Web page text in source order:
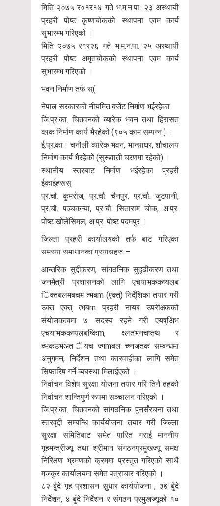
मिति २०७५ र०१र१४ गते भ.म.न.पा. २३ अस्थायी
प्रहरी पोष्ट कृष्णचोकको स्थापना एवम कार्य
सुभारम्भ गरिएको ।
मिति २०७५ र१र२६ गते भ.म.न.पा. २५ अस्थायी
प्रहरी पोष्ट अमृतचोकको स्थापना एवम कार्य
सुभारम्भ गरिएको ।
भवन निर्माण तर्फ स्(
नेपाल सरकारको नीयमित बजेट निर्माण भईरहेका
जि.प्र.का. चितवनको ब्यारेक भवन तथा हिरासत
व्लक निर्माण कार्य भैरहेको (९०५ काम सम्पन्न ) ।
ई.प्र.का। चनौली व्यारेक भवन, भान्साघर, शौचालय
निर्माण कार्य भैरहेको (सुरूवाती चरणमा रहेको) ।
स्थानीय स्तरबाट निर्माण भईरहेका प्रहरी
ईकाईहरूस्
प्र.चौ. कुमरोज, प्र.चौ. चैनपुर, प्र.चौ. जुटपानी,
प्र.चौ. पञ्चकन्या, प्र.चौ. सिताराम चोक, अ.प्र.
पोष्ट खोलेसिमल, अ.प्र. पोष्ट पदमपुर ।
जिल्ला प्रहरी कार्यालयको तर्फ बाट गरिएका
समस्या समाधानका प्रयासहरुः–
आन्तरिक सुद्दीकरण, सांगठनिक सुदृढीकरण तथा
जनमैत्री प्रशासनको लागि एचयाभककष्यलब
िक्तबलमबचम त्भबm (एक्त्) निर्दे्शिका तयार गरी
उक्त एक्त् त्भबm प्रहरी नायब उपरीक्षकको
संयोजकत्वमा ७ सदस्य रहने गरी एयष्अिभ
एचयाभककष्यलबष्किm, क्ष्लतभनचष्तथ र
च्भकउभअत ँयच ज्गmबल च्ष्नजतक सम्बन्धमा
अनुगमन, निर्देशन तथा कारवाहीका लागि समेत
सिफारिष गर्ने व्यबस्था मिलाईएको ।
निर्वाचन विशेष सुरक्षा योजना तयार गरि तिनै तहको
निर्वाचन शान्तिपुर्ण रूपमा सञ्चालन गरिएको ।
जि.प्र.का. चितवनको सांगठनिक पुनर्संरचना तथा
स्तरवृद्दी सम्बन्धि कार्ययोजना तयार गरी जिल्ला
सुरक्षा समितिबाट समेत पारित गराई माननीय
गृहमन्त्रीज्यू तथा श्रीमान संगठनप्रमुखज्यू समक्ष
निरिक्षण भ्रमणको क्रममा प्रस्तुत गरिएको साथै
मजकुर कार्यालयमा समेत पत्राचार गरिएको ।
८२ बुँदे गृह प्रशासन सुधार कार्ययोजना , ३७ बुँदे
निर्देशन, ४ बुंदे निर्देशन र संगठन प्रमुखज्यूको १०